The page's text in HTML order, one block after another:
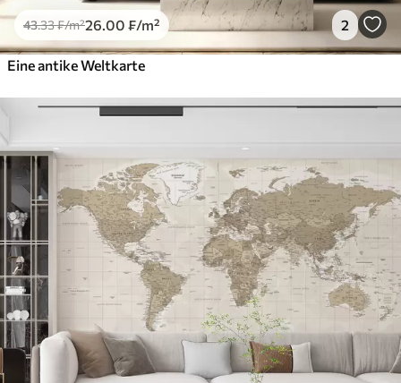
43.33₣/m²26 .00 ₣/m² 2
Eine antike Weltkarte